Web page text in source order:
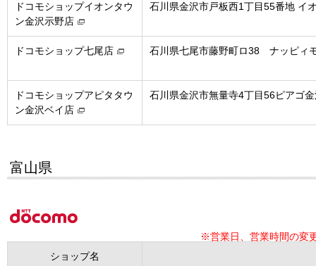
ドコモショップイオンタウ
ン金沢示野店
石川県金沢市戸板西1丁目55番地 イ
ドコモショップ七尾店 石川県七尾市藤野町ロ38 ナッピィ
ドコモショップアピタタウ
ン金沢ベイ店
石川県金沢市無量寺4丁目56ピアゴ
富山県
※営業日、営業時間の変
ショップ名